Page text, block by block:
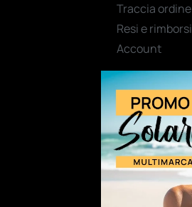
Traccia ordine
Resi e rimborsi
Account